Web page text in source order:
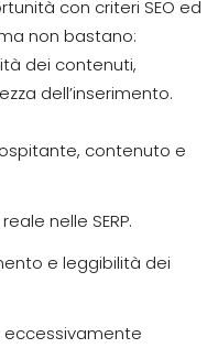
con criteri SEO ed
non bastano:
dei contenuti,
dell’inserimento.
contenuto e
nelle SERP.
e leggibilità dei
eccessivamente